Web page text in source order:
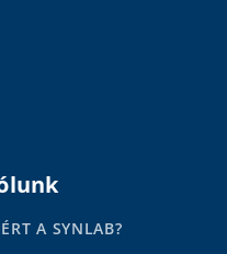
A SYNLAB?